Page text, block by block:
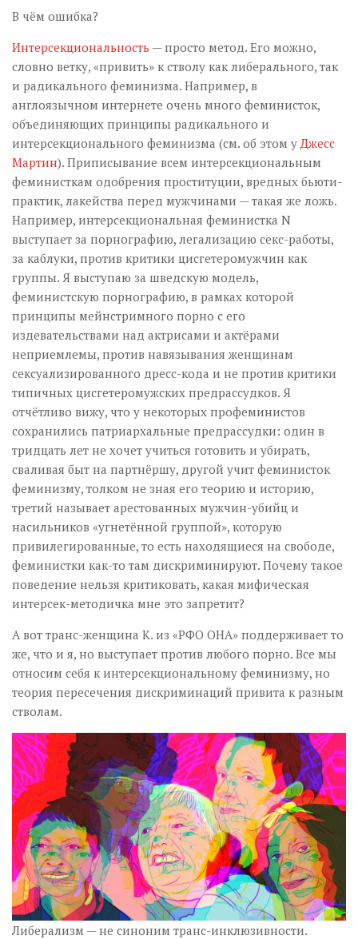
В чём ошибка?
Интерсекциональность — просто метод. Его можно,
словно ветку, «привить» к стволу как либерального, так
и радикального феминизма. Например, в
англоязычном интернете очень много феминисток,
объединяющих принципы радикального и
интерсекционального феминизма (см. об этом уДжесс
Мартин). Приписывание всем интерсекциональным
феминисткам одобрения проституции, вредных бьюти-
практик, лакейства перед мужчинами — такая же ложь.
Например, интерсекциональная феминистка N
выступает за порнографию, легализацию секс-работы,
за каблуки, против критики цисгетеромужчин как
группы. Я выступаю за шведскую модель,
феминистскую порнографию, в рамках которой
принципы мейнстримного порно с его
издевательствами над актрисами и актёрами
неприемлемы, против навязывания женщинам
сексуализированного дресс-кода и не против критики
типичных цисгетеромужских предрассудков. Я
отчётливо вижу, что у некоторых профеминистов
сохранились патриархальные предрассудки: один в
тридцать лет не хочет учиться готовить и убирать,
сваливая быт на партнёршу, другой учит феминисток
феминизму, толком не зная его теорию и историю,
третий называет арестованных мужчин-убийц и
насильников «угнетённой группой», которую
привилегированные, то есть находящиеся на свободе,
феминистки как-то там дискриминируют. Почему такое
поведение нельзя критиковать, какая мифическая
интерсек-методичка мне это запретит?
А вот транс-женщина К. из «РФО ОНА» поддерживает то
же, что и я, но выступает против любого порно. Все мы
относим себя к интерсекциональному феминизму, но
теория пересечения дискриминаций привита к разным
стволам.
Либерализм — не синоним транс-инклюзивности.